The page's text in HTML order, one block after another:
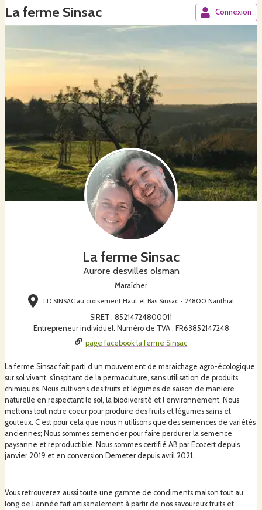
La ferme Sinsac Connexion
La ferme Sinsac
Aurore desvilles olsman
Maraîcher
LD SINSAC au croisement Haut et Bas Sinsac - 24800 Nanthiat
SIRET : 85214724800011
Entrepreneur individuel. Numéro de TVA : FR63852147248
page facebook la ferme Sinsac
La ferme Sinsac fait parti d un mouvement de maraichage agro-écologique
sur sol vivant, s'inspitant de la permaculture, sans utilisation de produits
chimiques. Nous cultivons des fruits et légumes de saison de maniere
naturelle en respectant le sol, la biodiversité et l environnement. Nous
mettons tout notre coeur pour produire des fruits et légumes sains et
gouteux. C est pour cela que nous n utilisons que des semences de variétés
anciennes; Nous sommes semencier pour faire perdurer la semence
paysanne et reproductible. Nous sommes certifié AB par Ecocert depuis
janvier 2019 et en conversion Demeter depuis avril 2021.
Vous retrouverez aussi toute une gamme de condiments maison tout au
long de l année fait artisanalement à partir de nos savoureux fruits et